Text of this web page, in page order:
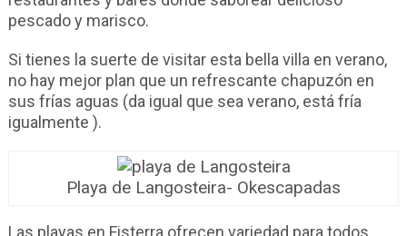
pescado y marisco.
Si tienes la suerte de visitar esta bella villa en verano,
no hay mejor plan que un refrescante chapuzón en
sus frías aguas (da igual que sea verano, está fría
igualmente ).
Playa de Langosteira- Okescapadas
Las playas en Fisterra ofrecen variedad para todos.